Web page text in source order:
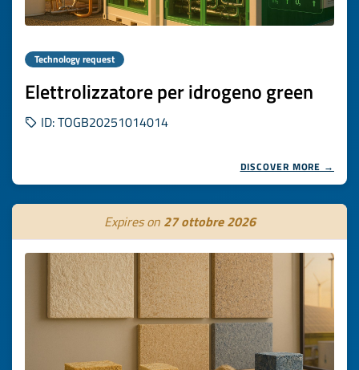
Technology request
Elettrolizzatore per idrogeno green
ID: TOGB20251014014
DISCOVER MORE →
Expires on 27 ottobre 2026